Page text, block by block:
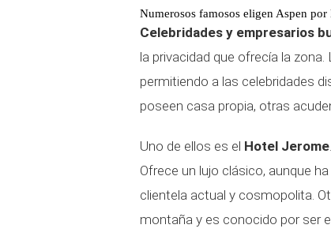
Numerosos famosos eligen Aspen
Celebridades y empresarios
la privacidad que ofrecía la
permitiendo a las celebridades
poseen casa propia, otras
Uno de ellos es el Hotel Jerome
Ofrece un lujo clásico, aunque
clientela actual y cosmopolita.
montaña y es conocido por ser